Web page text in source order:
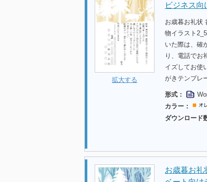
拡大する
ビジネス向
お歳暮お礼状
物イラスト
いた際は、確
り、電話でお
イズしてお使
がきテンプレ
形式：
カラー：
ダウンロード
お歳暮お礼